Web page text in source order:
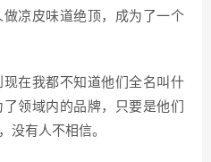
凉皮味道绝顶，成为了一个
在我都不知道他们全名叫什
领域内的品牌，只要是他们
没有人不相信。